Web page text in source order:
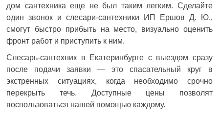
дом сантехника еще не был таким легким. Сделайте
один звонок и слесари-сантехники ИП Ершов Д. Ю.,
смогут быстро прибыть на место, визуально оценить
фронт работ и приступить к ним.
Слесарь-сантехник в Екатеринбурге с выездом сразу
после подачи заявки — это спасательный круг в
экстренных ситуациях, когда необходимо срочно
перекрыть течь. Доступные цены позволят
воспользоваться нашей помощью каждому.